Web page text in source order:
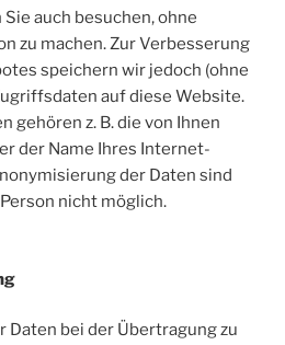
auch besuchen, ohne
zu machen. Zur Verbesserung
speichern wir jedoch (ohne
auf diese Website.
gehören z. B. die von Ihnen
der Name Ihres Internet-
der Daten sind
nicht möglich.
Daten bei der Übertragung zu